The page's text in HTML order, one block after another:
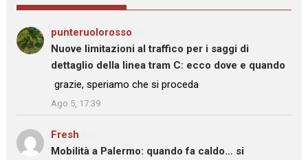
punteruolorosso
Nuove limitazioni al traffico per i saggi di
dettaglio della linea tram C: ecco dove e quando
: “
grazie, speriamo che si proceda
”
Ago 5, 17:39
Fresh
Mobilità a Palermo: quando fa caldo… si